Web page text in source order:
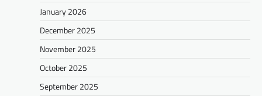
January 2026
December 2025
November 2025
October 2025
September 2025